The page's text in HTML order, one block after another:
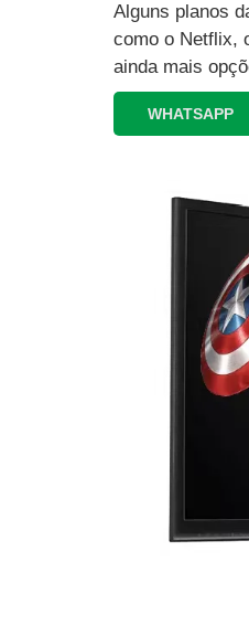
Alguns planos
como o Netflix,
ainda mais
WHATSAPP